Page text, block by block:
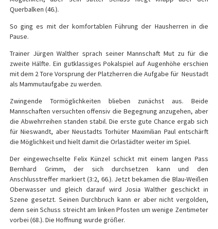
Querbalken (46.).
So ging es mit der komfortablen Führung der Hausherren in die
Pause.
Trainer Jürgen Walther sprach seiner Mannschaft Mut zu für die
zweite Hälfte. Ein gutklassiges Pokalspiel auf Augenhöhe erschien
mit dem 2 Tore Vorsprung der Platzherren die Aufgabe für Neustadt
als Mammutaufgabe zu werden.
Zwingende Tormöglichkeiten blieben zunächst aus. Beide
Mannschaften versuchten offensiv die Begegnung anzugehen, aber
die Abwehrreihen standen stabil. Die erste gute Chance ergab sich
für Nieswandt, aber Neustadts Torhüter Maximilian Paul entschärft
die Möglichkeit und hielt damit die Orlastädter weiter im Spiel.
Der eingewechselte Felix Künzel schickt mit einem langen Pass
Bernhard Grimm, der sich durchsetzen kann und den
Anschlusstreffer markiert (3:2, 66.). Jetzt bekamen die Blau-Weißen
Oberwasser und gleich darauf wird Josia Walther geschickt in
Szene gesetzt. Seinen Durchbruch kann er aber nicht vergolden,
denn sein Schuss streicht am linken Pfosten um wenige Zentimeter
vorbei (68.). Die Hoffnung wurde größer.